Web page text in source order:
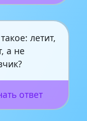
летит,
а не
ответ